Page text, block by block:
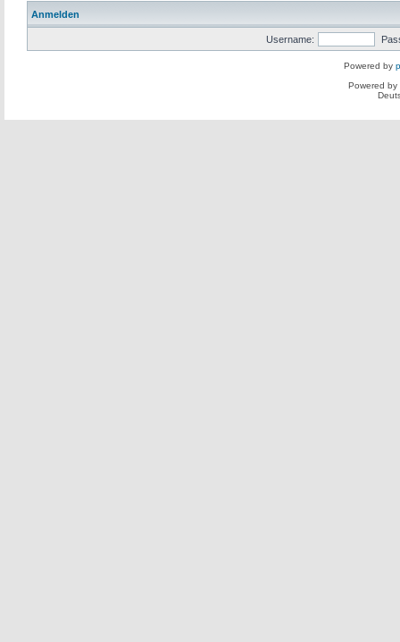
Anmelden
Username:
Powered by
Powered by